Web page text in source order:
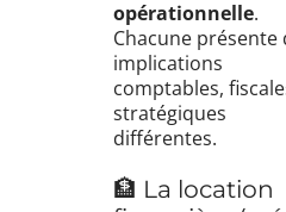
opérationnelle.
Chacune présente
implications
comptables,
stratégiques
différentes.
🏦 La location